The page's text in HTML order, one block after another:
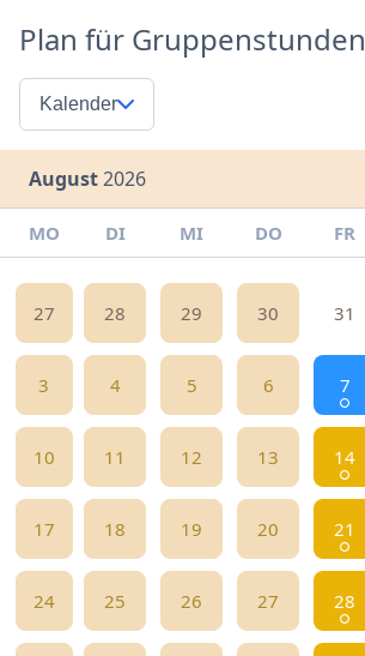
Plan für Gruppenstunden
Kalender
August2026
MO DI MI DO FR
27 28 29 30 31
3 4 5 6 7
10 11 12 13 14
17 18 19 20 21
24 25 26 27 28